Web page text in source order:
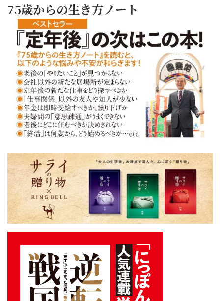
75歳からの生き方ノート